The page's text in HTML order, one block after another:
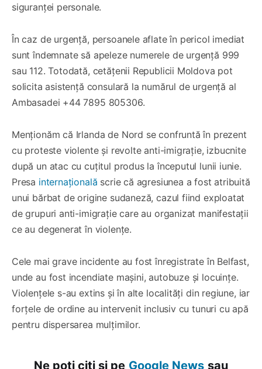
siguranței personale.
În caz de urgență, persoanele aflate în pericol imediat
sunt îndemnate să apeleze numerele de urgență 999
sau 112. Totodată, cetățenii Republicii Moldova pot
solicita asistență consulară la numărul de urgență al
Ambasadei +44 7895 805306.
Menționăm că Irlanda de Nord se confruntă în prezent
cu proteste violente și revolte anti-imigrație, izbucnite
după un atac cu cuțitul produs la începutul lunii iunie.
Presa internațională scrie că agresiunea a fost atribuită
unui bărbat de origine sudaneză, cazul fiind exploatat
de grupuri anti-imigrație care au organizat manifestații
ce au degenerat în violențe.
Cele mai grave incidente au fost înregistrate în Belfast,
unde au fost incendiate mașini, autobuze și locuințe.
Violențele s-au extins și în alte localități din regiune, iar
forțele de ordine au intervenit inclusiv cu tunuri cu apă
pentru dispersarea mulțimilor.
Ne poți citi și pe Google News sau